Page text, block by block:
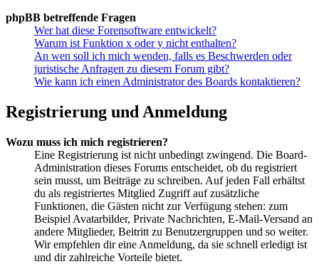
phpBB betreffende Fragen
Wer hat diese Forensoftware entwickelt?
Warum ist Funktion x oder y nicht enthalten?
An wen soll ich mich wenden, falls es Beschwerden oder
juristische Anfragen zu diesem Forum gibt?
Wie kann ich einen Administrator des Boards kontaktieren?
Registrierung und Anmeldung
Wozu muss ich mich registrieren?
Eine Registrierung ist nicht unbedingt zwingend. Die Board-
Administration dieses Forums entscheidet, ob du registriert
sein musst, um Beiträge zu schreiben. Auf jeden Fall erhältst
du als registriertes Mitglied Zugriff auf zusätzliche
Funktionen, die Gästen nicht zur Verfügung stehen: zum
Beispiel Avatarbilder, Private Nachrichten, E-Mail-Versand an
andere Mitglieder, Beitritt zu Benutzergruppen und so weiter.
Wir empfehlen dir eine Anmeldung, da sie schnell erledigt ist
und dir zahlreiche Vorteile bietet.